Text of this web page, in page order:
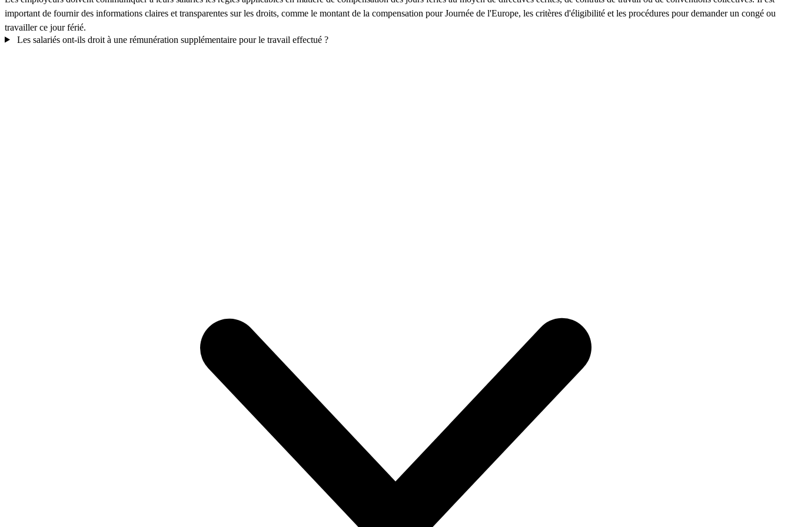
important de fournir des informations claires et transparentes sur les droits, comme le montant de la compensation pour Journée de l'Europe, les critères d'éligibilité et les procédures pour demander un congé ou
travailler ce jour férié.
Les salariés ont-ils droit à une rémunération supplémentaire pour le travail effectué ?